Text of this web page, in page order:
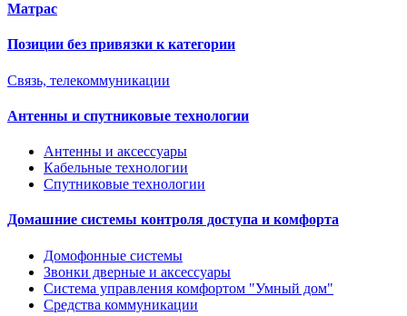
Матрас
Позиции без привязки к категории
Связь, телекоммуникации
Антенны и спутниковые технологии
Антенны и аксессуары
Кабельные технологии
Спутниковые технологии
Домашние системы контроля доступа и комфорта
Домофонные системы
Звонки дверные и аксессуары
Система управления комфортом "Умный дом"
Средства коммуникации